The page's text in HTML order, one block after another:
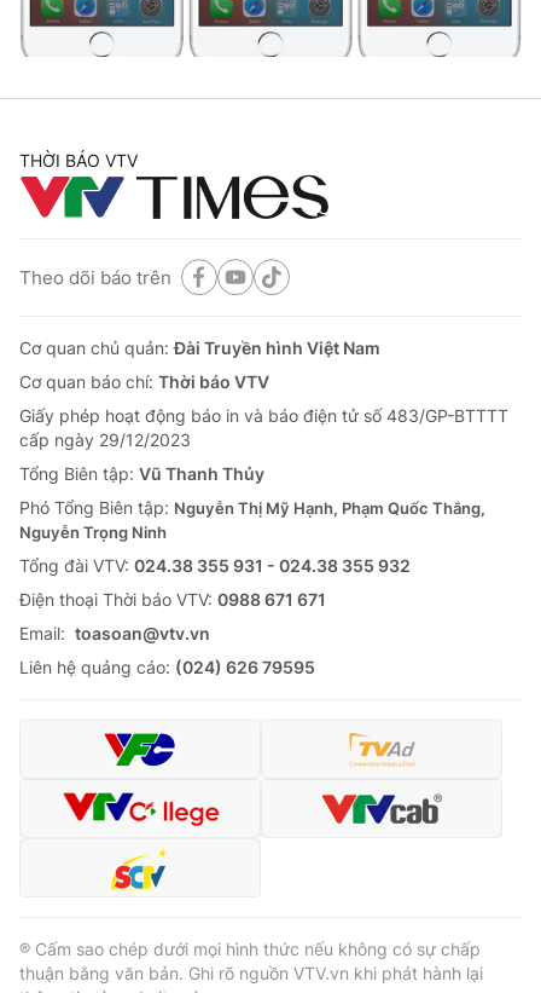
Câu chuyện quốc tế
Tài chính
Thị trường
Góc doanh nghiệp
Dữ liệu và đời sống
Truyền hình
Phim VTV
Hậu trường
Giải sao mai
Giải trí
Điện ảnh
Âm nhạc
Du lịch
Làm đẹp
Chất lượng cuộc sống
Tuyển sinh
Học trực tuyến
Công nghệ
Hitech Công nghệ tương lai
Sản phẩm
Thị trường
Tư vấn
Giao lưu trực tuyến
Lịch phát sóng
Chuyên mục khác
Emagazine Podcast
Video Shorts video
VTV Money
VTV Sức khoẻ Bất động sản
THỜI BÁO VTV
Theo dõi báo trên
Cơ quan chủ quản:Đài Truyền hình Việt Nam
Cơ quan báo chí: Thời báo VTV
Giấy phép hoạt động báo in và báo điện tử số 483/GP-BTTTT
cấp ngày 29/12/2023
Tổng Biên tập: Vũ Thanh Thủy
Phó Tổng Biên tập: Nguyễn Thị Mỹ Hạnh, Phạm Quốc Thắng,
Nguyễn Trọng Ninh
Tổng đài VTV: 024.38 355 931 - 024.38 355 932
Ðiện thoại Thời báo VTV: 0988 671 671
Email: toasoan@vtv.vn
Liên hệ quảng cáo: (024) 626 79595
® Cấm sao chép dưới mọi hình thức nếu không có sự chấp
thuận bằng văn bản. Ghi rõ nguồn VTV.vn khi phát hành lại